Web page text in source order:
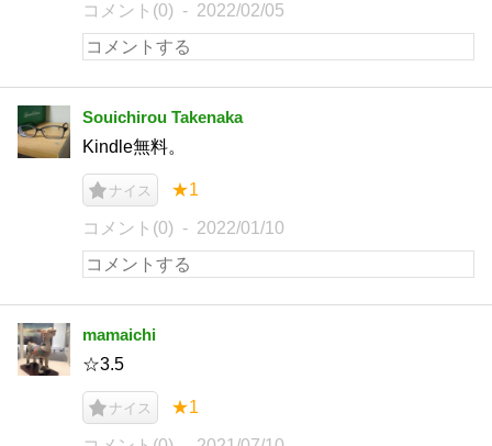
コメント(0) 2022/02/05
Souichirou Takenaka
Kindle無料。
ナイス ★1
コメント(0) 2022/01/10
mamaichi
☆3.5
ナイス ★1